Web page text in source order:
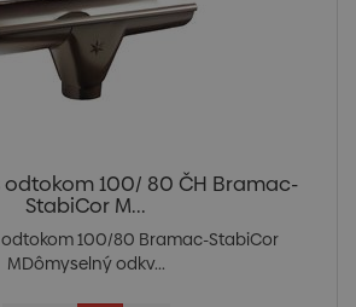
odtokom 100/ 80 ČH Bramac-
StabiCor M...
100/80 Bramac-StabiCor
MDômyselný odkv...